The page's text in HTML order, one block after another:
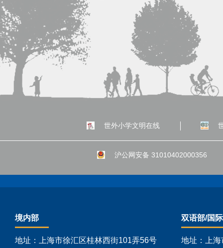
世外小学文明在线
沪公网安备 31010402000356
境内部
地址：上海市徐汇区桂林西街101弄56号
双语部/国
地址：上